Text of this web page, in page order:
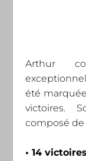
Arthur
été
victoires.
composé de
• 14